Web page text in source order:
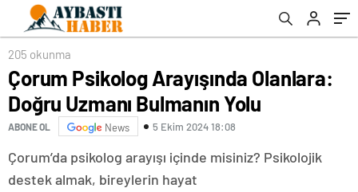
205 okunma
Çorum Psikolog Arayışında Olanlara:
Doğru Uzmanı Bulmanın Yolu
ABONE OL News 5 Ekim 2024 18:08
Çorum’da psikolog arayışı içinde misiniz? Psikolojik
destek almak, bireylerin hayat